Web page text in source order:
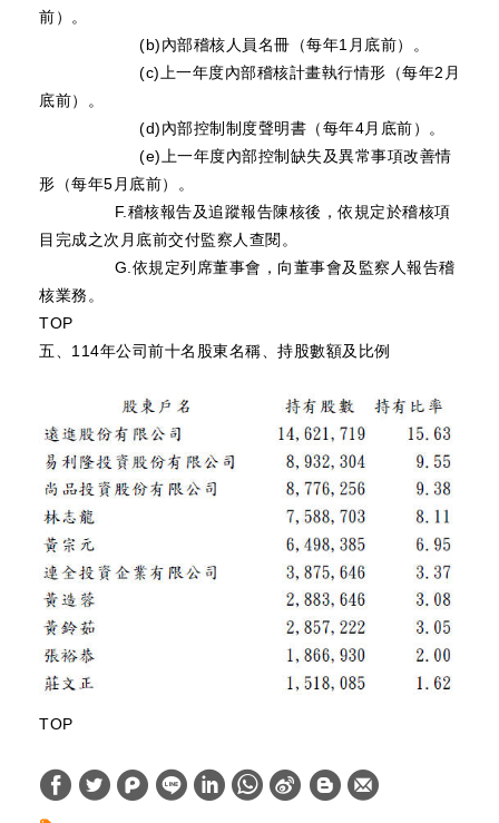
前）。
(b)內部稽核人員名冊（每年1月底前）。
(c)上一年度內部稽核計畫執行情形（每年2月
底前）。
(d)內部控制制度聲明書（每年4月底前）。
(e)上一年度內部控制缺失及異常事項改善情
形（每年5月底前）。
F.稽核報告及追蹤報告陳核後，依規定於稽核項
目完成之次月底前交付監察人查閱。
G.依規定列席董事會，向董事會及監察人報告稽
核業務。
TOP
五、114年公司前十名股東名稱、持股數額及比例
TOP
W S